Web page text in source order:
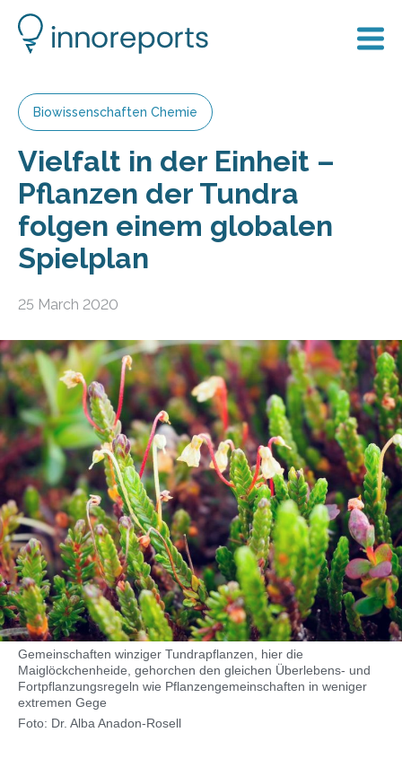
Biowissenschaften Chemie
Vielfalt in der Einheit –
Pflanzen der Tundra
folgen einem globalen
Spielplan
25 March 2020
Gemeinschaften winziger Tundrapflanzen, hier die
Maiglöckchenheide, gehorchen den gleichen Überlebens- und
Fortpflanzungsregeln wie Pflanzengemeinschaften in weniger
extremen Gege
Foto: Dr. Alba Anadon-Rosell